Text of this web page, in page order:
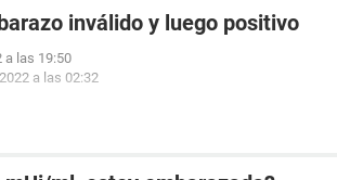
inválido y luego positivo
a las 19:50
a las 02:32